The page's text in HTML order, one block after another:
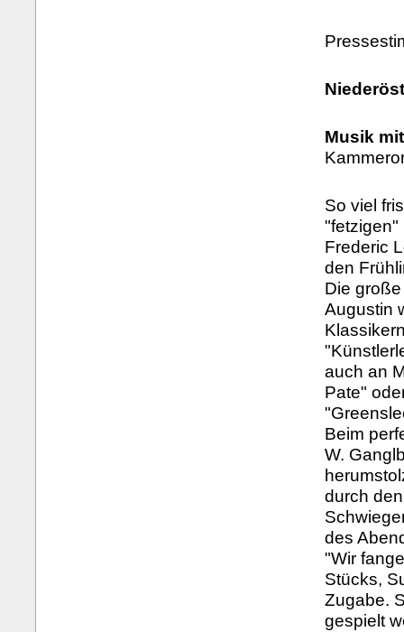
Musik
So viel
"fetzigen"
Frederic
den
Die
Augustin
auch an
Pate"
Beim
W.
durch
des
"Wir
Stücks,
Zugabe.
gespielt